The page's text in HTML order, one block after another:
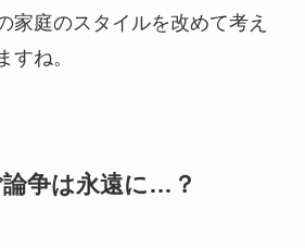
家庭のスタイルを改めて考え
すね。
争は永遠に…？